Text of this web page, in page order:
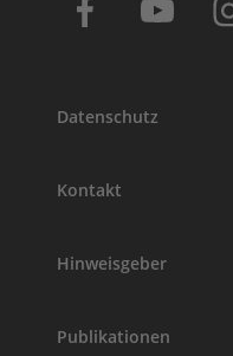
Datenschutz
Kontakt
Hinweisgeber
Publikationen